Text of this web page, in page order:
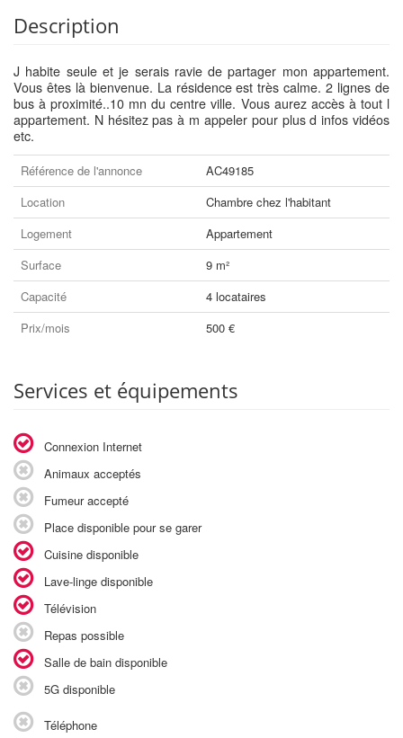
Description
J habite seule et je serais ravie de partager mon appartement.
Vous êtes là bienvenue. La résidence est très calme. 2 lignes de
bus à proximité..10 mn du centre ville. Vous aurez accès à tout l
appartement. N hésitez pas à m appeler pour plus d infos vidéos
etc.
Référence de l'annonce
AC49185
Location
Chambre chez l'habitant
Logement
Appartement
Surface
9 m²
Capacité
4 locataires
Prix/mois
500 €
Services et équipements
Connexion Internet
Animaux acceptés
Fumeur accepté
Place disponible pour se garer
Cuisine disponible
Lave-linge disponible
Télévision
Repas possible
Salle de bain disponible
5G disponible
Téléphone